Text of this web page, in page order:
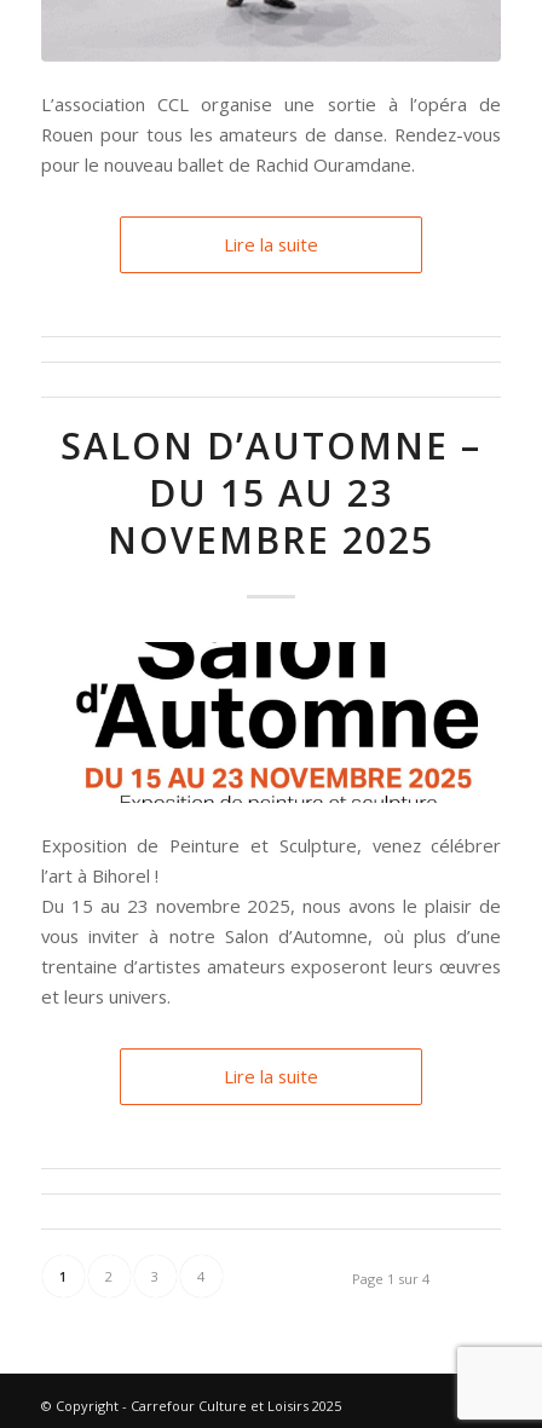
L’association CCL organise une sortie à l’opéra de
Rouen pour tous les amateurs de danse. Rendez-vous
pour le nouveau ballet de Rachid Ouramdane.
Lire la suite
SALON D’AUTOMNE –
DU 15 AU 23
NOVEMBRE 2025
Exposition de Peinture et Sculpture, venez célébrer
l’art à Bihorel !
Du 15 au 23 novembre 2025, nous avons le plaisir de
vous inviter à notre Salon d’Automne, où plus d’une
trentaine d’artistes amateurs exposeront leurs œuvres
et leurs univers.
Lire la suite
Page 1 sur 4
1 2 3 4
© Copyright - Carrefour Culture et Loisirs 2025